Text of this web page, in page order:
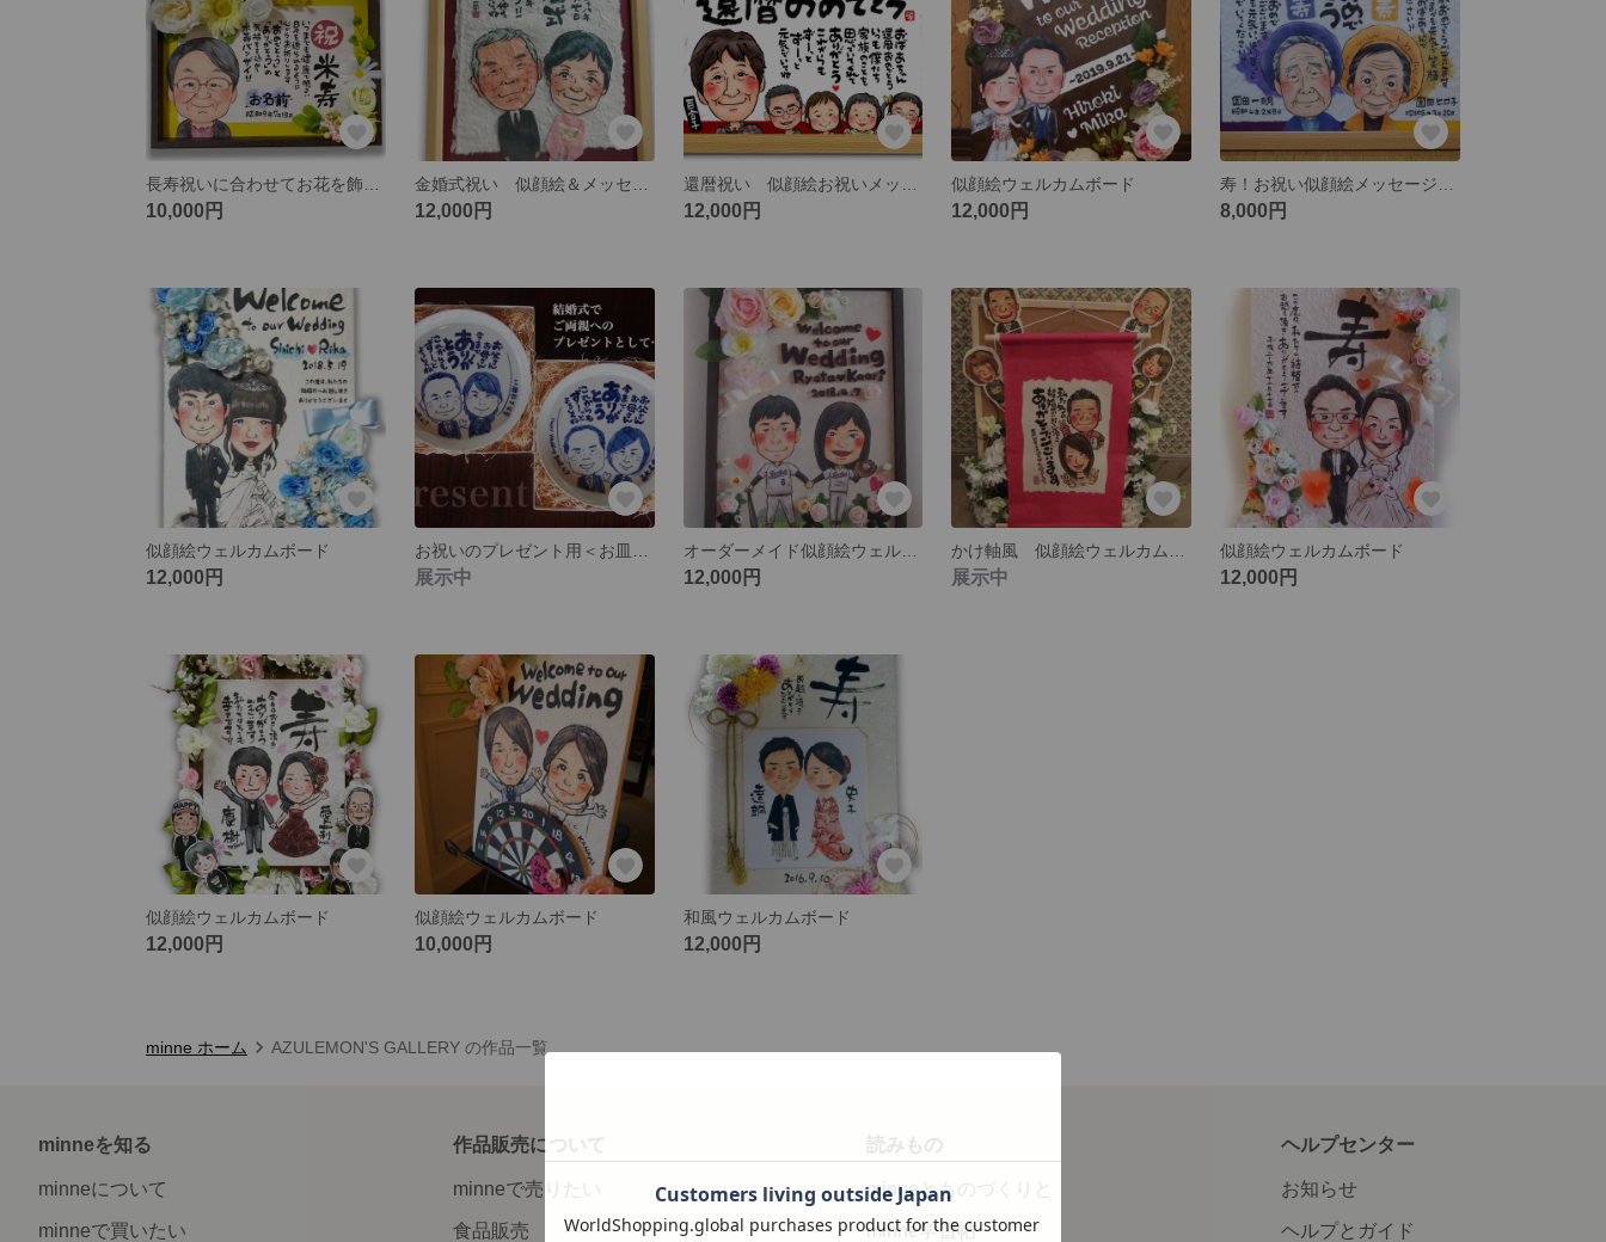
10,000円 12,000円 12,000円
似顔絵ウェルカムボード
12,000円 8,000円
似顔絵ウェルカムボード
12,000円 展示中
オーダーメイド似顔絵ウェルカムボード
12,000円 展示中
似顔絵ウェルカムボード
12,000円
似顔絵ウェルカムボード
12,000円
似顔絵ウェルカムボード
10,000円
和風ウェルカムボード
12,000円
minne ホーム AZULEMON'S GALLERY の作品一覧
minneを知る
minneについて
minneで買いたい
作品販売について
minneで売りたい
食品販売
読みもの
minneとものづくりと
minne学習帖
ヘルプセンター
お知らせ
ヘルプとガイド